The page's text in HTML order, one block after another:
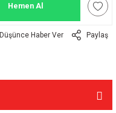
Hemen Al
Haber Ver Paylaş